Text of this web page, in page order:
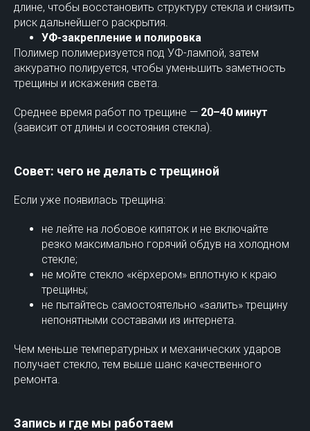
длине, чтобы восстановить структуру стекла и снизить
риск дальнейшего раскрытия.
УФ-закрепление и полировка
Полимер полимеризуется под УФ-лампой, затем
аккуратно полируется, чтобы уменьшить заметность
трещины и искажения света.
Среднее время работ по трещине — 20–40 минут
(зависит от длины и состояния стекла).
Совет: чего не делать с трещиной
Если уже появилась трещина:
не лейте на лобовое кипяток и не включайте
резко максимально горячий обдув на холодном
стекле;
не мойте стекло «кёрхером» вплотную к краю
трещины;
не пытайтесь самостоятельно «залить» трещину
непонятными составами из интернета.
Чем меньше температурных и механических ударов
получает стекло, тем выше шанс качественного
ремонта.
Запись и где мы работаем